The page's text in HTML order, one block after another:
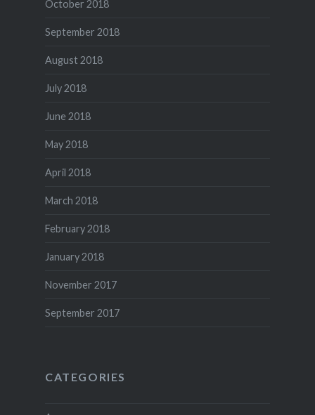
October 2018
September 2018
August 2018
July 2018
June 2018
May 2018
April 2018
March 2018
February 2018
January 2018
November 2017
September 2017
CATEGORIES